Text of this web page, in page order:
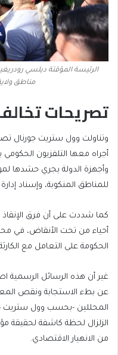
الرئيسة المؤقتة ديلسي
مناطق
تصريحات
وتناولت وول ستريت جورنال
أجراه معها التلفزيون
وأجهزة الدولة يجري حشدها
للمناطق المنكوبة، وإسناد
كما شددت على أن فرق
أحياء من تحت الأنقاض، في
الحكومة على التعامل مع
غير أن هذه الرسائل الرسمية
عن بطء الاستجابة ونقص
المحللين -بحسب وول ستريت
الزلزال لحظة كاشفة لحقيقة
من الانهيار الاقتصادي.